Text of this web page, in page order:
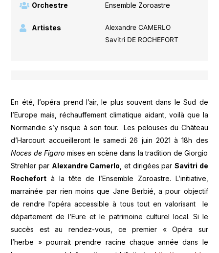
Orchestre Ensemble Zoroastre
Artistes
Alexandre CAMERLO
Savitri DE ROCHEFORT
En été, l’opéra prend l’air, le plus souvent dans le Sud de
l’Europe mais, réchauffement climatique aidant, voilà que la
Normandie s’y risque à son tour. Les pelouses du Château
d’Harcourt accueilleront le samedi 26 juin 2021 à 18h des
Noces de Figaro mises en scène dans la tradition de Giorgio
Strehler par Alexandre Camerlo , et dirigées par Savitri de
Rochefort à la tête de l’Ensemble Zoroastre. L’initiative,
marrainée par rien moins que Jane Berbié, a pour objectif
de rendre l’opéra accessible à tous tout en valorisant le
département de l’Eure et le patrimoine culturel local. Si le
succès est au rendez-vous, ce premier « Opéra sur
l’herbe » pourrait prendre racine chaque année dans le